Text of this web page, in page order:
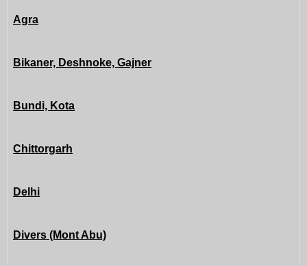
Agra
Bikaner, Deshnoke, Gajner
Bundi, Kota
Chittorgarh
Delhi
Divers (Mont Abu)